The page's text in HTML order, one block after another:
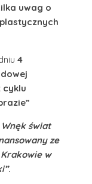
uwag o
4
cyklu
świat
ze
w
.